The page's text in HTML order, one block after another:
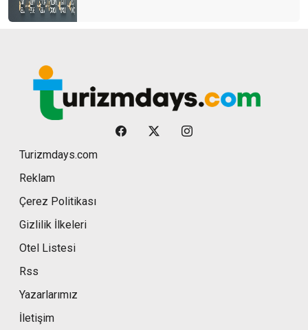
Turizmdays.com
Reklam
Çerez Politikası
Gizlilik İlkeleri
Otel Listesi
Rss
Yazarlarımız
İletişim